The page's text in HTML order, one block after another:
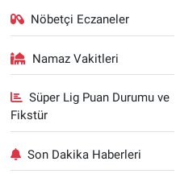
Nöbetçi Eczaneler
Namaz Vakitleri
Süper Lig Puan Durumu ve
Fikstür
Son Dakika Haberleri